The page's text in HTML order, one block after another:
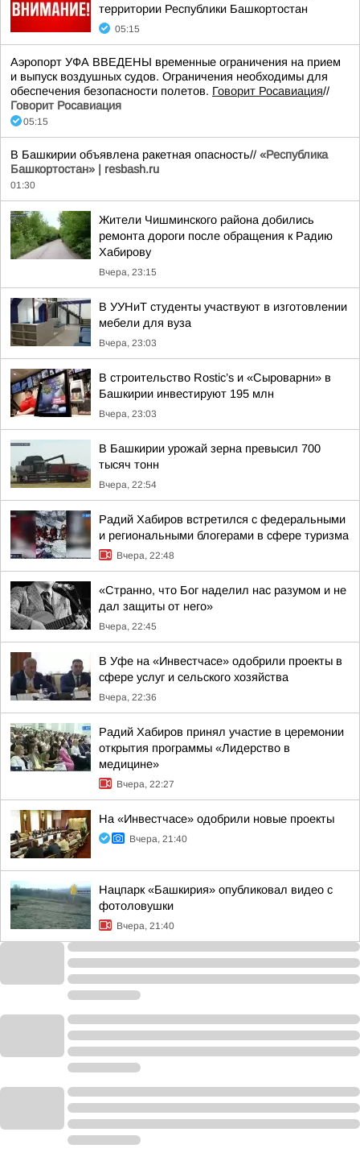
территории Республики Башкортостан
05:15
Аэропорт УФА ВВЕДЕНЫ временные ограничения на прием
и выпуск воздушных судов. Ограничения необходимы для
обеспечения безопасности полетов. Говорит Росавиация//
Говорит Росавиация
05:15
В Башкирии объявлена ракетная опасность// «Республика
Башкортостан» | resbash.ru
01:30
Жители Чишминского района добились
ремонта дороги после обращения к Радию
Хабирову
Вчера, 23:15
В УУНиТ студенты участвуют в изготовлении
мебели для вуза
Вчера, 23:03
В строительство Rostic’s и «Сыроварни» в
Башкирии инвестируют 195 млн
Вчера, 23:03
В Башкирии урожай зерна превысил 700
тысяч тонн
Вчера, 22:54
Радий Хабиров встретился с федеральными
и региональными блогерами в сфере туризма
Вчера, 22:48
«Странно, что Бог наделил нас разумом и не
дал защиты от него»
Вчера, 22:45
В Уфе на «Инвестчасе» одобрили проекты в
сфере услуг и сельского хозяйства
Вчера, 22:36
Радий Хабиров принял участие в церемонии
открытия программы «Лидерство в
медицине»
Вчера, 22:27
На «Инвестчасе» одобрили новые проекты
Вчера, 21:40
Нацпарк «Башкирия» опубликовал видео с
фотоловушки
Вчера, 21:40